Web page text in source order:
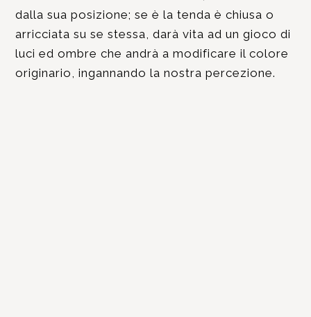
dalla sua posizione; se è la tenda è chiusa o
arricciata su se stessa, darà vita ad un gioco di
luci ed ombre che andrà a modificare il colore
originario, ingannando la nostra percezione.